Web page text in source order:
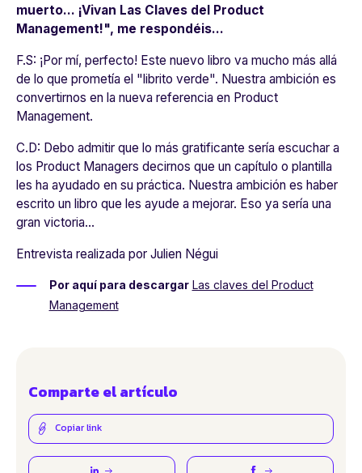
muerto... ¡Vivan Las Claves del Product
Management!", me respondéis...
F.S: ¡Por mí, perfecto! Este nuevo libro va mucho más allá
de lo que prometía el "librito verde". Nuestra ambición es
convertirnos en la nueva referencia en Product
Management.
C.D: Debo admitir que lo más gratificante sería escuchar a
los Product Managers decirnos que un capítulo o plantilla
les ha ayudado en su práctica. Nuestra ambición es haber
escrito un libro que les ayude a mejorar. Eso ya sería una
gran victoria...
Entrevista realizada por Julien Négui
Por aquí para descargar Las claves del Product
Management
Comparte el artículo
Copiar link